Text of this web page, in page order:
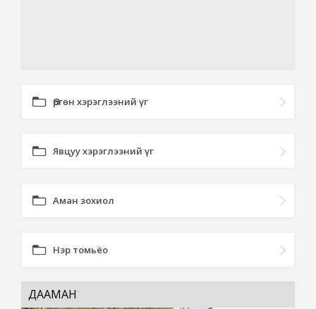
Өргөн хэрэглээний үг
Явцуу хэрэглээний үг
Аман зохиол
Нэр томьёо
ДААМАН